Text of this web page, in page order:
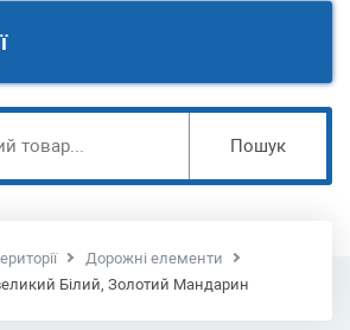
Пошук
Дорожні елементи
Білий, Золотий Мандарин